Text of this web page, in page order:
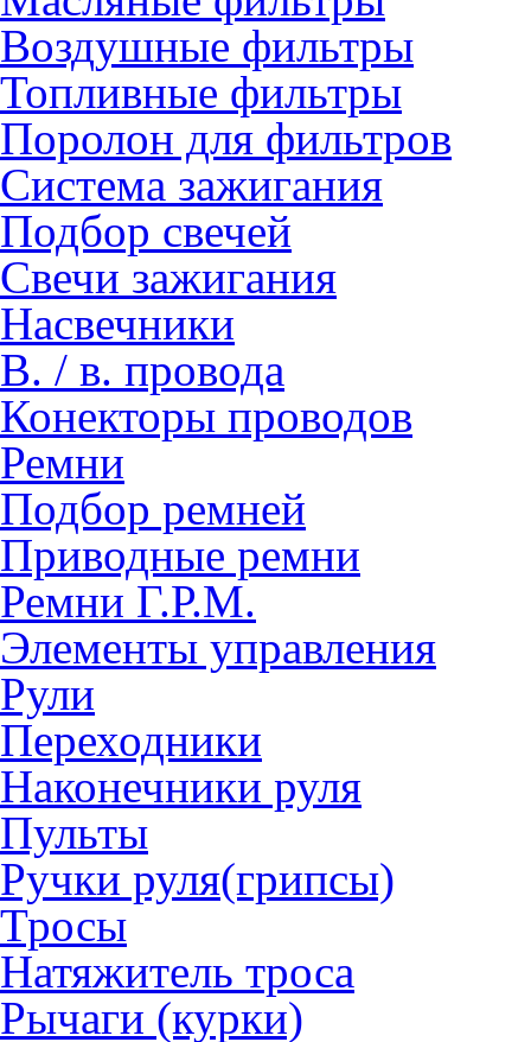
Воздушные фильтры
Топливные фильтры
Поролон для фильтров
Система зажигания
Подбор свечей
Свечи зажигания
Насвечники
В. / в. провода
Конекторы проводов
Ремни
Подбор ремней
Приводные ремни
Ремни Г.Р.М.
Элементы управления
Рули
Переходники
Наконечники руля
Пульты
Ручки руля(грипсы)
Тросы
Натяжитель троса
Рычаги (курки)